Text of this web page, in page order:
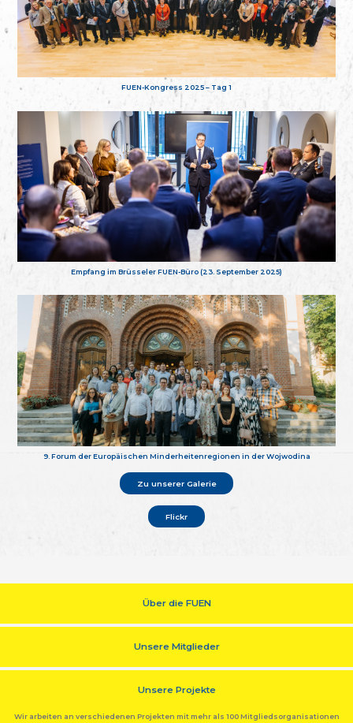
FUEN-Kongress 2025 – Tag 1
Empfang im Brüsseler FUEN-Büro (23. September 2025)
9. Forum der Europäischen Minderheitenregionen in der Wojwodina
Zu unserer Galerie
Flickr
Über die FUEN
Unsere Mitglieder
Unsere Projekte
Wir arbeiten an verschiedenen Projekten mit mehr als 100 Mitgliedsorganisationen